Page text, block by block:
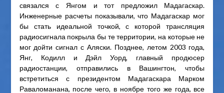
связался с Янгом и тот предложил Мадагаскар.
Инженерные расчеты показывали, что Мадагаскар мог
бы стать идеальной точкой, с которой трансляция
радиосигнала покрыла бы те территории, на которые не
мог дойти сигнал с Аляски. Позднее, летом 2003 года,
Янг, Кодилл и Дэйл Уорд, главный продюсер
радиостанции, отправились в Вашингтон, чтобы
встретиться с президентом Мадагаскара Марком
Раваломанана, после чего, в ноябре того же года, все